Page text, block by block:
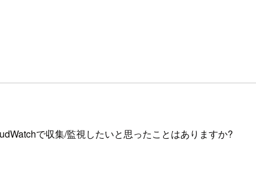
で収集/監視したいと思ったことはありますか?